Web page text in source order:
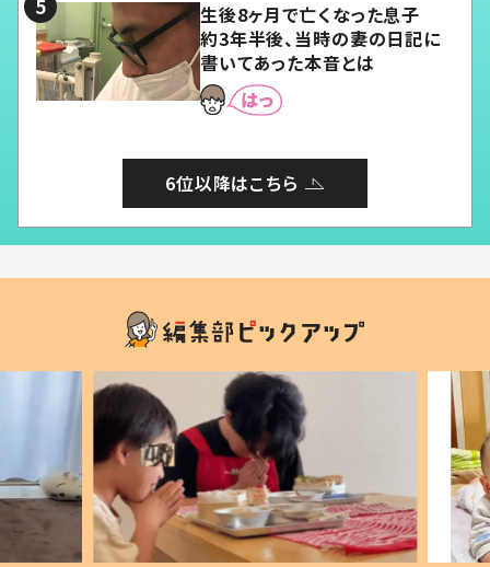
生後8ヶ月で亡くなった息子
約3年半後、当時の妻の日記に
書いてあった本音とは
6位以降はこちら